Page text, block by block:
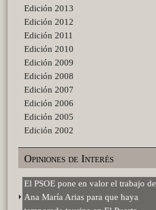
Edición 2013
Edición 2012
Edición 2011
Edición 2010
Edición 2009
Edición 2008
Edición 2007
Edición 2006
Edición 2005
Edición 2002
Opiniones de Interés
El PSOE pone en valor el trabajo de
Ana María Arias para que haya